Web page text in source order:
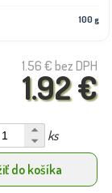
100 g
1.56 € bez DPH
1.92 €
ks
do košíka